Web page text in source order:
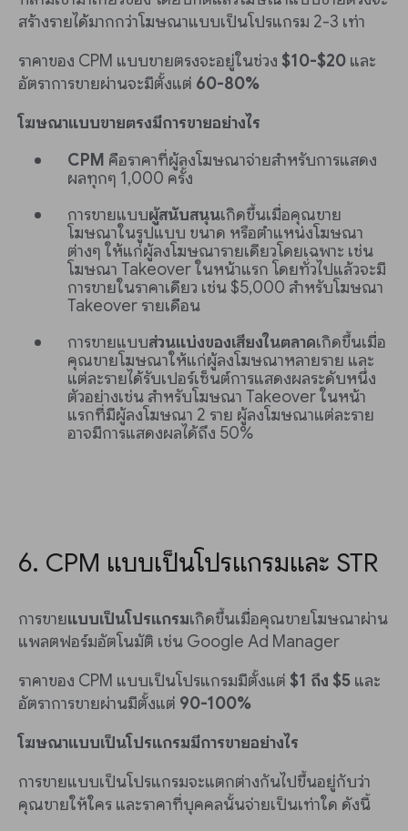
สร้างรายได้มากกว่าโฆษณาแบบเป็นโปรแกรม 2-3 เท่า
ราคาของ CPM แบบขายตรงจะอยู่ในช่วง $10-$20 และ
อัตราการขายผ่านจะมีตั้งแต่ 60-80%
โฆษณาแบบขายตรงมีการขายอย่างไร
CPM คือราคาที่ผู้ลงโฆษณาจ่ายสำหรับการแสดง
ผลทุกๆ 1,000 ครั้ง
การขายแบบผู้สนับสนุนเกิดขึ้นเมื่อคุณขาย
โฆษณาในรูปแบบ ขนาด หรือตำแหน่งโฆษณา
ต่างๆ ให้แก่ผู้ลงโฆษณารายเดียวโดยเฉพาะ เช่น
โฆษณา Takeover ในหน้าแรก โดยทั่วไปแล้วจะมี
การขายในราคาเดียว เช่น $5,000 สำหรับโฆษณา
Takeover รายเดือน
การขายแบบส่วนแบ่งของเสียงในตลาดเกิดขึ้นเมื่อ
คุณขายโฆษณาให้แก่ผู้ลงโฆษณาหลายราย และ
แต่ละรายได้รับเปอร์เซ็นต์การแสดงผลระดับหนึ่ง
ตัวอย่างเช่น สำหรับโฆษณา Takeover ในหน้า
แรกที่มีผู้ลงโฆษณา 2 ราย ผู้ลงโฆษณาแต่ละราย
อาจมีการแสดงผลได้ถึง 50%
6. CPM แบบเป็นโปรแกรมและ STR
การขายแบบเป็นโปรแกรมเกิดขึ้นเมื่อคุณขายโฆษณาผ่าน
แพลตฟอร์มอัตโนมัติ เช่น Google Ad Manager
ราคาของ CPM แบบเป็นโปรแกรมมีตั้งแต่ $1 ถึง $5 และ
อัตราการขายผ่านมีตั้งแต่ 90-100%
โฆษณาแบบเป็นโปรแกรมมีการขายอย่างไร
การขายแบบเป็นโปรแกรมจะแตกต่างกันไปขึ้นอยู่กับว่า
คุณขายให้ใคร และราคาที่บุคคลนั้นจ่ายเป็นเท่าใด ดังนี้